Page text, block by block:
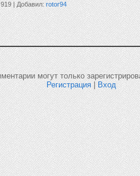
| Добавил:rotor94
могут только
Регистрация|Вход